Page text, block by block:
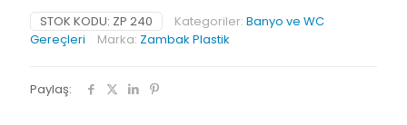
STOK KODU: ZP 240 Kategoriler: Banyo ve WC
Gereçleri
Marka: Zambak Plastik
Paylaş: